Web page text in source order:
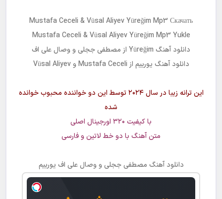
بلفاروپلاستی
متوجه میشن
✨
پلک اطراف
چشم داری
تخفیف ویژه
Mustafa Ceceli & Vüsal Aliyev Yüreğim Mp3 Скачать
Mustafa Ceceli & Vüsal Aliyev Yüreğim Mp3 Yukle
دانلود آهنگ Yüreğim از مصطفی ججلی و وصال علی اف
دانلود آهنگ یورییم از Mustafa Ceceli و Vüsal Aliyev
این ترانه زیبا در سال ۲۰۲۴ توسط این دو خواننده محبوب خوانده
شده
با کیفیت ۳۲۰ اورجینال اصلی
متن آهنگ با دو خط لاتین و فارسی
دانلود آهنگ مصطفی ججلی و وصال علی اف یورییم